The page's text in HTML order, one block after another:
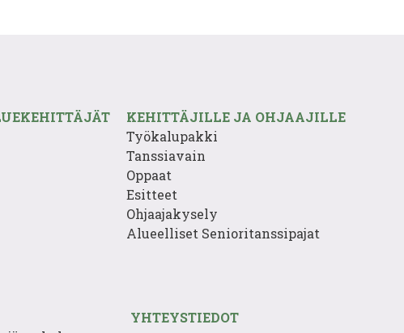
KEHITTÄJILLE JA OHJAAJILLE
Työkalupakki
Tanssiavain
Oppaat
Esitteet
Ohjaajakysely
Alueelliset Senioritanssipajat
YHTEYSTIEDOT